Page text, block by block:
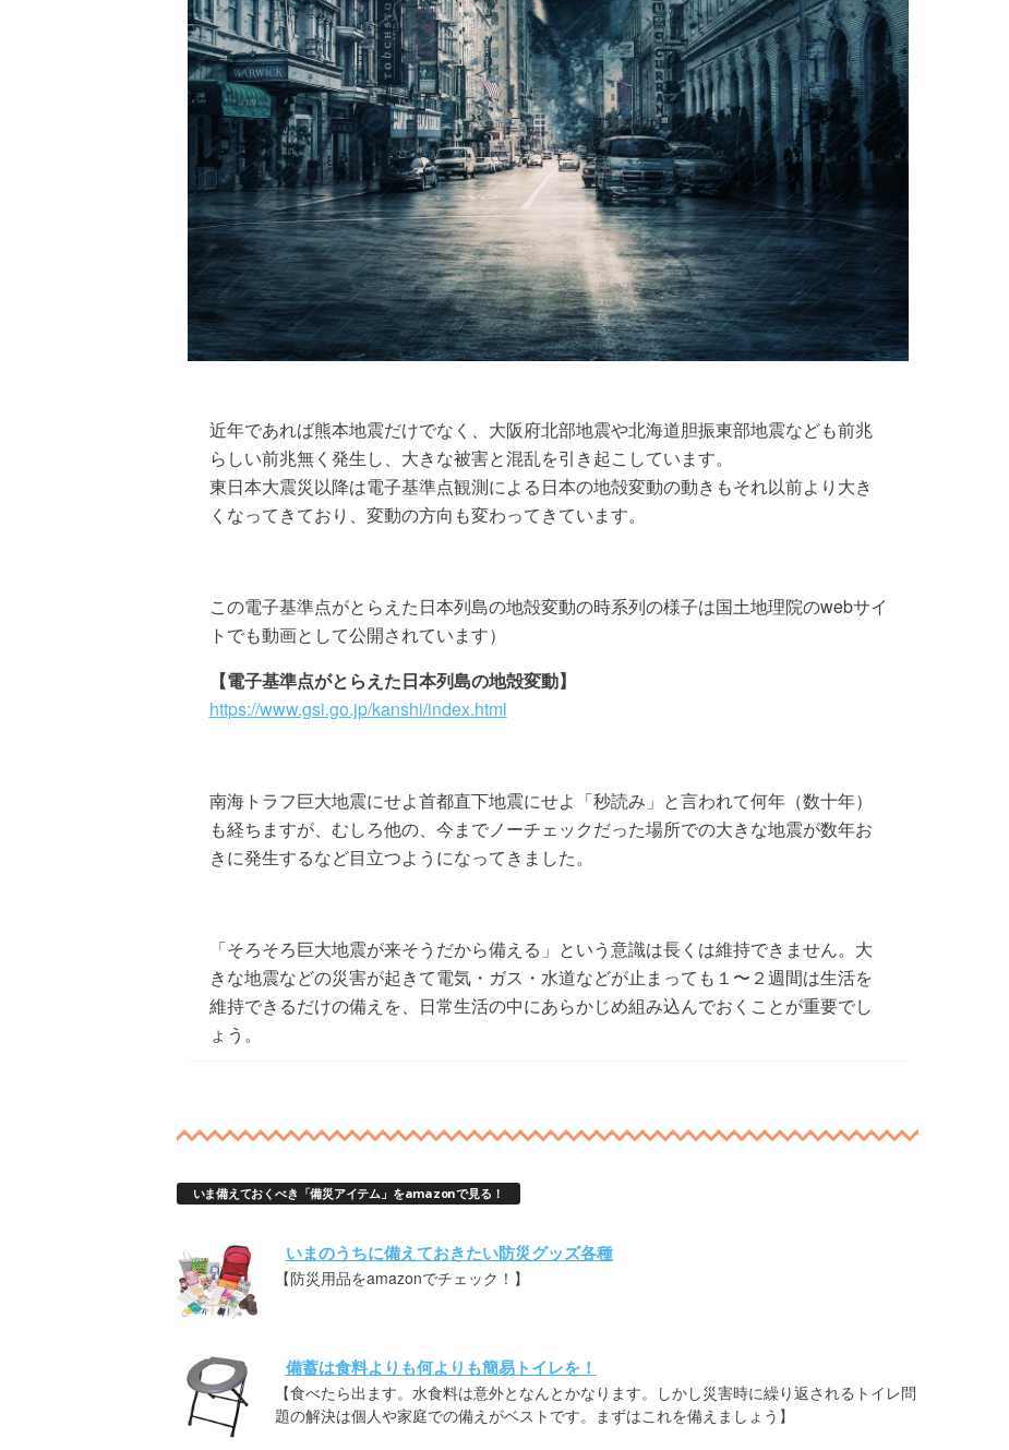
近年であれば熊本地震だけでなく、大阪府北部地震や北海道胆振東部地震なども前兆
らしい前兆無く発生し、大きな被害と混乱を引き起こしています。
東日本大震災以降は電子基準点観測による日本の地殻変動の動きもそれ以前より大き
くなってきており、変動の方向も変わってきています。
この電子基準点がとらえた日本列島の地殻変動の時系列の様子は国土地理院のwebサイ
トでも動画として公開されています）
【電子基準点がとらえた日本列島の地殻変動】
https://www.gsi.go.jp/kanshi/index.html
南海トラフ巨大地震にせよ首都直下地震にせよ「秒読み」と言われて何年（数十年）
も経ちますが、むしろ他の、今までノーチェックだった場所での大きな地震が数年お
きに発生するなど目立つようになってきました。
「そろそろ巨大地震が来そうだから備える」という意識は長くは維持できません。大
きな地震などの災害が起きて電気・ガス・水道などが止まっても１〜２週間は生活を
維持できるだけの備えを、日常生活の中にあらかじめ組み込んでおくことが重要でし
ょう。
いま備えておくべき「備災アイテム」をamazonで見る！
いまのうちに備えておきたい防災グッズ各種
【防災用品をamazonでチェック！】
備蓄は食料よりも何よりも簡易トイレを！
【食べたら出ます。水食料は意外となんとかなります。しかし災害時に繰り返されるトイレ問
題の解決は個人や家庭での備えがベストです。まずはこれを備えましょう】